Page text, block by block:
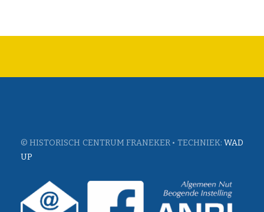
© HISTORISCH CENTRUM FRANEKER • TECHNIEK: WAD
UP